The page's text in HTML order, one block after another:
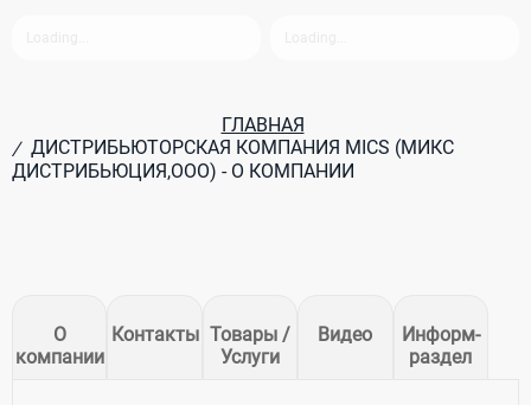
ГЛАВНАЯ
/ ДИСТРИБЬЮТОРСКАЯ КОМПАНИЯ MICS (МИКС
ДИСТРИБЬЮЦИЯ,ООО) - О КОМПАНИИ
О
компании
Контакты Товары /
Услуги
Видео
Информ-
раздел